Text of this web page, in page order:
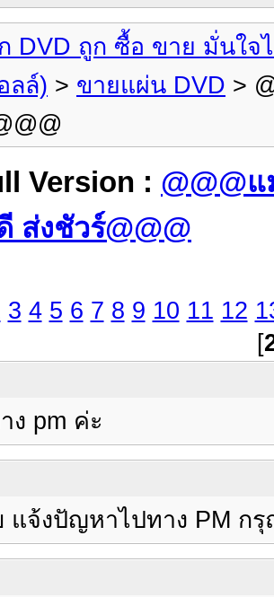
DVD ถูก ซื้อ ขาย มั่นใจ
ลล์) > ขายแผ่น DVD >
Version : @@@
ส่งชัวร์@@@
3 4 5 6 7 8 9 10 11 12
[
ง pm ค่ะ
แจ้งปัญหาไปทาง PM ก